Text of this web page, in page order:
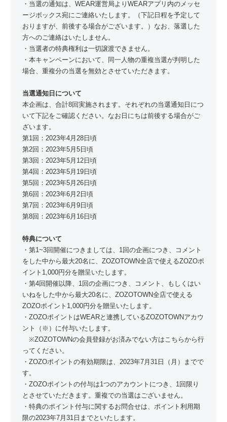
・当選の通知は、WEAR運営局よりWEARアプリ内のメッセ
ージボックス宛にご連絡いたします。（下記日程を予定して
おりますが、前後する場合がございます。）なお、落選した
方へのご連絡はいたしません。
・当選者の特典権利は一切譲渡できません。
・本キャンペーンにおいて、同一人物の重複当選が判明した
場合、重複分の当選を無効とさせていただきます。
当選通知日について
本企画は、合計8回実施されます。それぞれの当選通知日につ
いて下記をご確認ください。なお日にちは前後する場合がご
ざいます。
第1回：2023年4月28日頃
第2回：2023年5月5日頃
第3回：2023年5月12日頃
第4回：2023年5月19日頃
第5回：2023年5月26日頃
第6回：2023年6月2日頃
第7回：2023年6月9日頃
第8回：2023年6月16日頃
特典について
・第1~3回開催につきましては、1回の企画につき、コメント
をした中から最大20名に、ZOZOTOWN全店で使えるZOZOポ
イント1,000円分を贈呈いたします。
・第4回開催以降、1回の企画につき、コメント、もしくはい
いねをした中から最大20名に、ZOZOTOWN全店で使える
ZOZOポイント1,000円分を贈呈いたします。
・ZOZOポイントはWEARと連携しているZOZOTOWNアカウ
ント（※）に付与いたします。
※ZOZOTOWNの会員登録がお済みでない方はこちらから行
ってください。
・ZOZOポイントの有効期限は、2023年7月31日（月）までで
す。
・ZOZOポイントの付与は1つのアカウントにつき、1回限り
とさせていただきます。重複での当選はございません。
・特典のポイント付与に関するお問合せは、ポイント利用期
限の2023年7月31日までといたします。